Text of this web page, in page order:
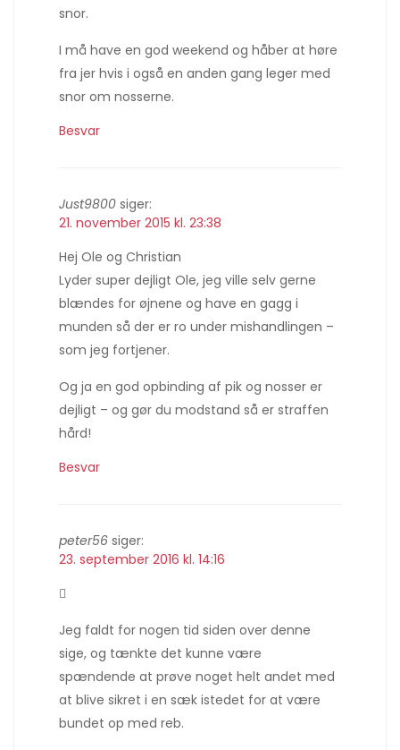
snor.
I må have en god weekend og håber at høre
fra jer hvis i også en anden gang leger med
snor om nosserne.
Besvar
Just9800 siger:
21. november 2015 kl. 23:38
Hej Ole og Christian
Lyder super dejligt Ole, jeg ville selv gerne
blændes for øjnene og have en gagg i
munden så der er ro under mishandlingen –
som jeg fortjener.
Og ja en god opbinding af pik og nosser er
dejligt – og gør du modstand så er straffen
hård!
Besvar
peter56 siger:
23. september 2016 kl. 14:16

Jeg faldt for nogen tid siden over denne
sige, og tænkte det kunne være
spændende at prøve noget helt andet med
at blive sikret i en sæk istedet for at være
bundet op med reb.